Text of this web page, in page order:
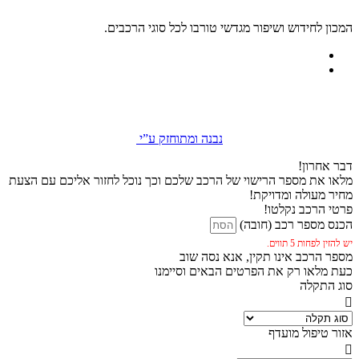
המכון לחידוש ושיפור מגדשי טורבו לכל סוגי הרכבים.
נבנה ומתוחזק ע”י
דבר אחרון!
מלאו את מספר הרישוי של הרכב שלכם וכך נוכל לחזור אליכם עם הצעת
מחיר מעולה ומדויקת!
פרטי הרכב נקלטו!
הכנס מספר רכב (חובה)
יש להזין לפחות 5 תווים.
מספר הרכב אינו תקין, אנא נסה שוב
כעת מלאו רק את הפרטים הבאים וסיימנו
סוג התקלה
אזור טיפול מועדף